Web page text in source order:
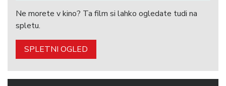
Ne morete v kino? Ta film si lahko ogledate tudi na
spletu.
SPLETNI OGLED